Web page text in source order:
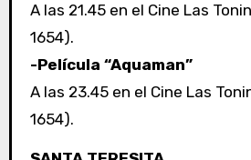
A las 21.45 en el Cine Las
1654).
-Película “Aquaman”
A las 23.45 en el Cine Las
1654).